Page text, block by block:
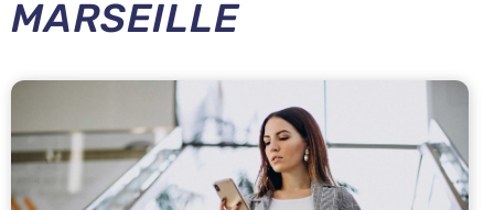
MARSEILLE